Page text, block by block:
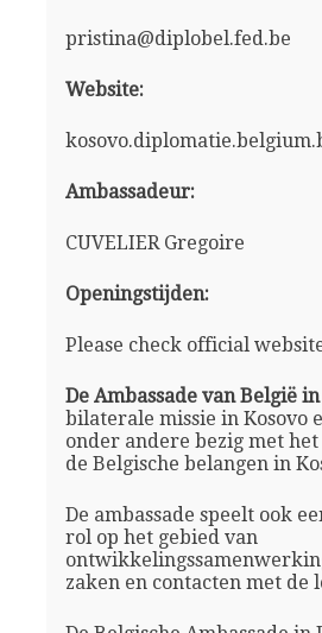
pristina@diplobel.fed.be
Website:
Ambassadeur:
CUVELIER Gregoire
Openingstijden:
Please check official
De Ambassade van België
bilaterale missie in Kosovo
onder andere bezig met
de Belgische belangen in
De ambassade speelt ook
rol op het gebied van
zaken en contacten met de